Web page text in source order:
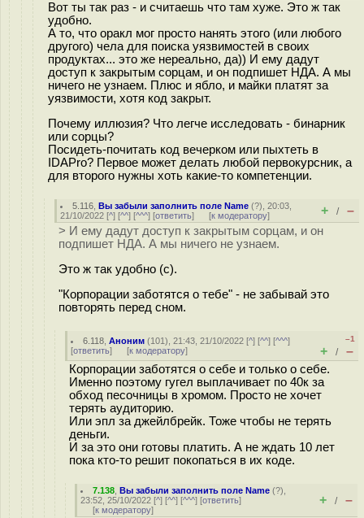
Вот ты так раз - и считаешь что там хуже. Это ж так
удобно.
А то, что оракл мог просто нанять этого (или любого
другого) чела для поиска уязвимостей в своих
продуктах... это же нереально, да)) И ему дадут
доступ к закрытым сорцам, и он подпишет НДА. А мы
ничего не узнаем. Плюс и ябло, и майки платят за
уязвимости, хотя код закрыт.
Почему иллюзия? Что легче исследовать - бинарник
или сорцы?
Посидеть-почитать код вечерком или пыхтеть в
IDAPro? Первое может делать любой первокурсник, а
для второго нужны хоть какие-то компетенции.
5.116 ,Вы забыли заполнить поле Name (?), 20:03,
21/10/2022 [^] [^^] [^^^] [ответить] [к модератору] + / –
> И ему дадут доступ к закрытым сорцам, и он
подпишет НДА. А мы ничего не узнаем.
Это ж так удобно (с).
"Корпорации заботятся о тебе" - не забывай это
повторять перед сном.
6.118 ,Аноним (101), 21:43, 21/10/2022 [^] [^^] [^^^]
[ответить] [к модератору]
–1
+ / –
Корпорации заботятся о себе и только о себе.
Именно поэтому гугел выплачивает по 40к за
обход песочницы в хромом. Просто не хочет
терять аудиторию.
Или эпл за джейлбрейк. Тоже чтобы не терять
деньги.
И за это они готовы платить. А не ждать 10 лет
пока кто-то решит покопаться в их коде.
7.138 ,Вы забыли заполнить поле Name (?),
23:52, 25/10/2022 [^] [^^] [^^^] [ответить]
[к модератору]
+ / –